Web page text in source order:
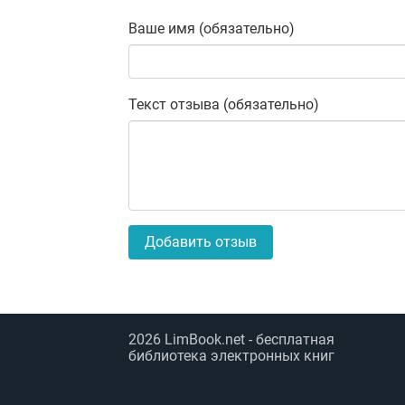
Ваше имя (обязательно)
Текст отзыва (обязательно)
Добавить отзыв
2026 LimBook.net - бесплатная
библиотека электронных книг